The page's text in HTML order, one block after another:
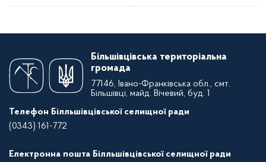
Більшівцівська територіальна
громада
77146, Івано-Франківська обл., смт.
Більшівці, майд. Вічевий, буд. 1
Телефон Білльшівцівської селищної ради
(0343) 161-772
Електронна пошта Білльшівцівської селищної ради